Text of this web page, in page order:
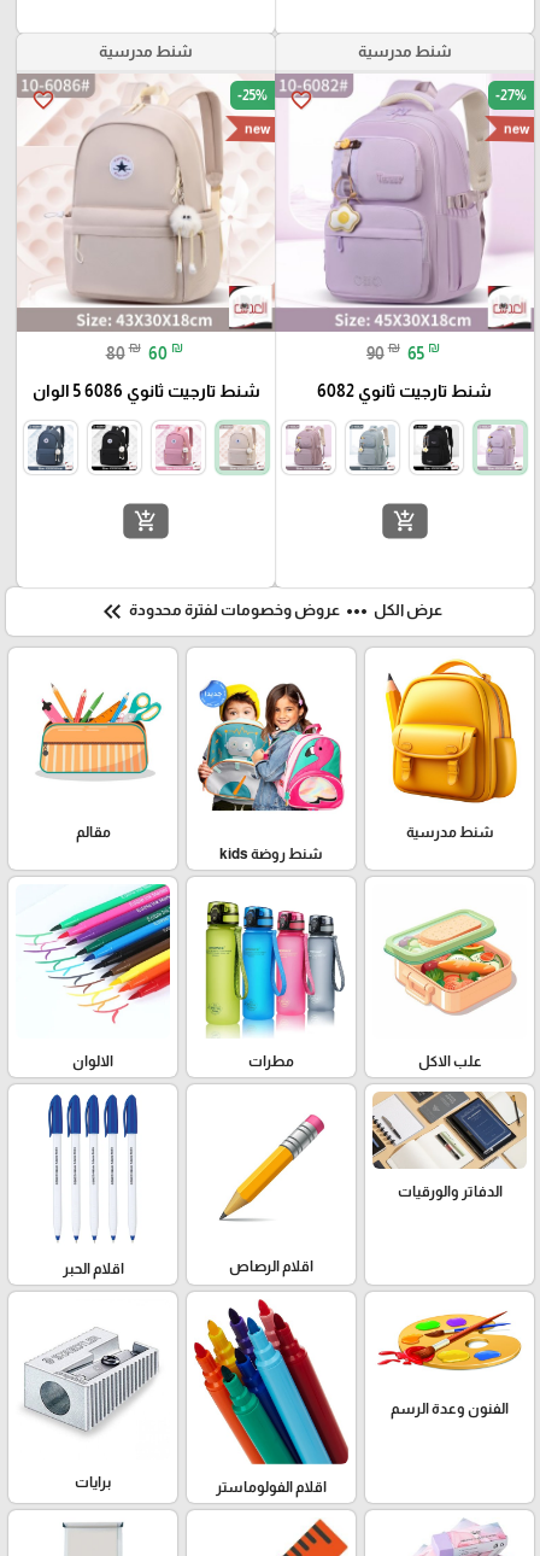
شنط مدرسية
favorite_border -27%
new
90 ₪ 65 ₪
شنط تارجيت ثانوي 6082
add_shopping_cart
شنط مدرسية
favorite_border -25%
new
80 ₪ 60 ₪
شنط تارجيت ثانوي 6086 5 الوان
add_shopping_cart
عرض الكل more_horiz عروض وخصومات لفترة محدودة keyboard_double_arrow_left
شنط مدرسية
شنط روضة kids
مقالم
علب الاكل مطرات الالوان
الدفاتر والورقيات
اقلام الرصاص اقلام الحبر
الفنون وعدة الرسم
اقلام الفولوماستر برايات